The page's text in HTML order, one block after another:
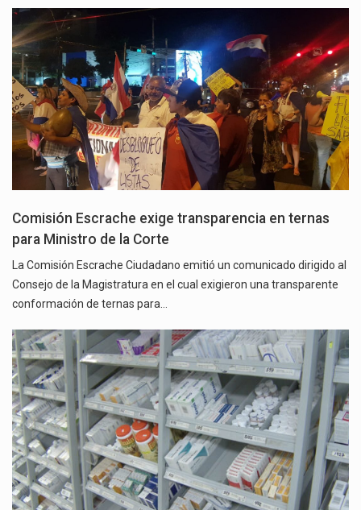
Comisión Escrache exige transparencia en ternas
para Ministro de la Corte
La Comisión Escrache Ciudadano emitió un comunicado dirigido al
Consejo de la Magistratura en el cual exigieron una transparente
conformación de ternas para…